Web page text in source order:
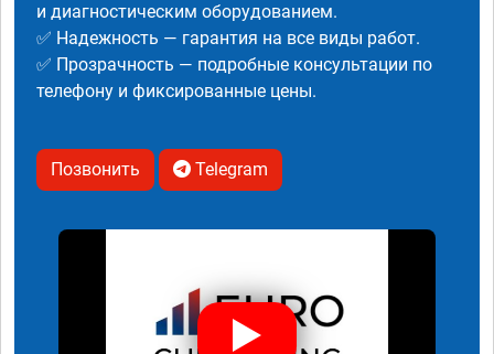
и диагностическим оборудованием.
✅ Надежность — гарантия на все виды работ.
✅ Прозрачность — подробные консультации по
телефону и фиксированные цены.
Позвонить Telegram